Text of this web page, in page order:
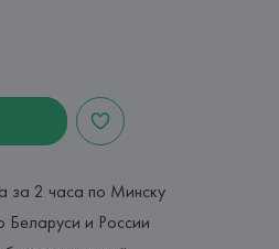
за 2 часа по Минску
Беларуси и России